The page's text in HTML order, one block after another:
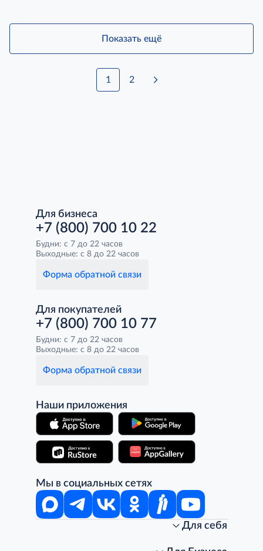
Показать ещё
1 2
Для бизнеса
+7 (800) 700 10 22
Будни: с 7 до 22 часов
Выходные: с 8 до 22 часов
Форма обратной связи
Для покупателей
+7 (800) 700 10 77
Будни: с 7 до 22 часов
Выходные: с 8 до 22 часов
Форма обратной связи
Наши приложения
Мы в социальных сетях
Для себя